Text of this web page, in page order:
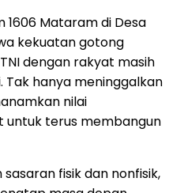
1606 Mataram di Desa
kekuatan gotong
dengan rakyat masih
Tak hanya meninggalkan
nilai
untuk terus membangun
fisik dan nonfisik,